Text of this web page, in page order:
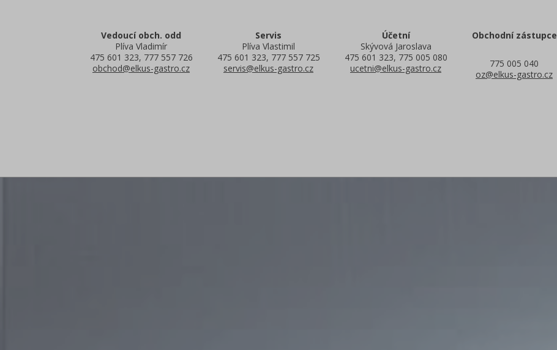
Vedoucí obch. odd
Plíva Vladimír
475 601 323, 777 557 726
obchod@elkus-gastro.cz
Servis
Plíva Vlastimil
475 601 323, 777 557 725
servis@elkus-gastro.cz
Účetní
Skývová Jaroslava
475 601 323, 775 005 080
ucetni@elkus-gastro.cz
Obchodní zástupce
775 005 040
oz@elkus-gastro.cz